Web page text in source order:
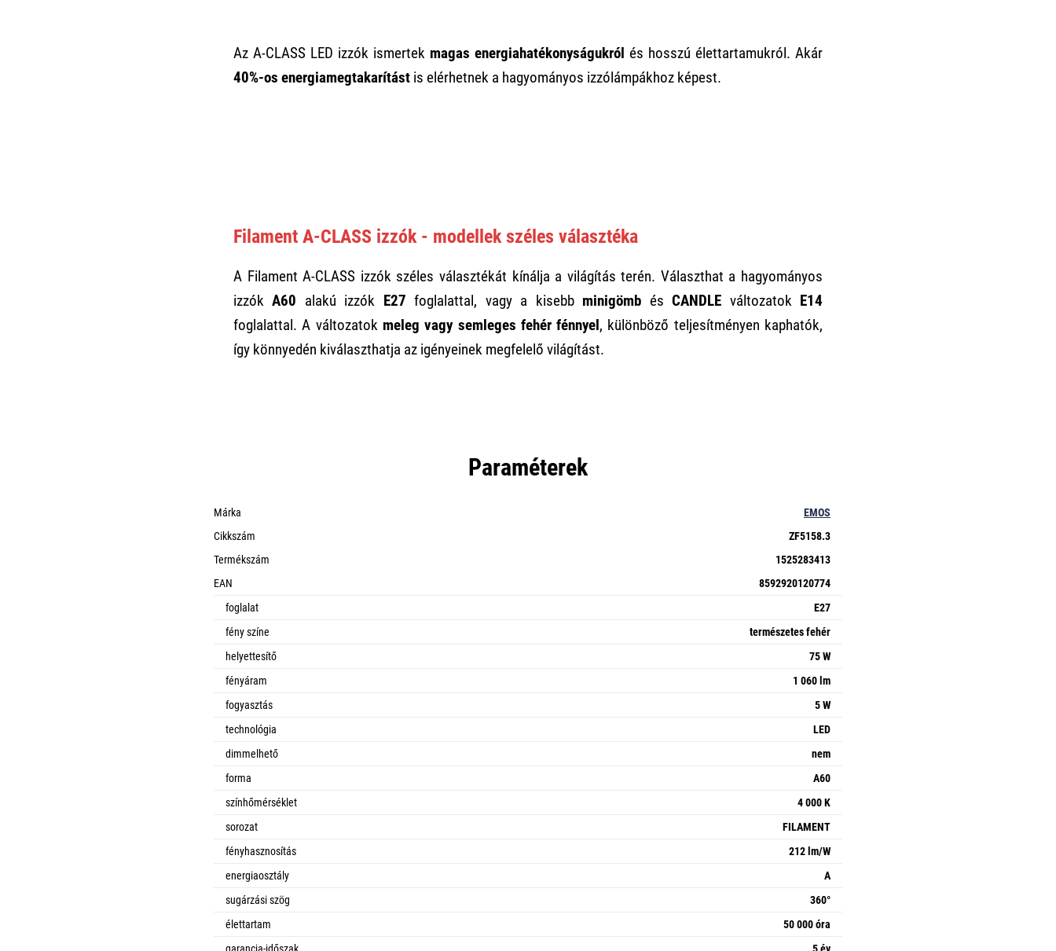
Az A-CLASS LED izzók ismertek magas energiahatékonyságukról és hosszú élettartamukról. Akár
40%-os energiamegtakarítást is elérhetnek a hagyományos izzólámpákhoz képest.
Filament A-CLASS izzók - modellek széles választéka
A Filament A-CLASS izzók széles választékát kínálja a világítás terén. Választhat a hagyományos
izzókA60 alakú izzók E27 foglalattal, vagy a kisebb minigömb ésCANDLE változatok E14
foglalattal. A változatok meleg vagy semleges fehér fénnyel, különböző teljesítményen kaphatók,
így könnyedén kiválaszthatja az igényeinek megfelelő világítást.
Paraméterek
Márka
EMOS
Cikkszám
ZF5158.3
Termékszám
1525283413
EAN
8592920120774
foglalat
E27
fény színe
természetes fehér
helyettesítő
75 W
fényáram
1 060 lm
fogyasztás
5 W
technológia
LED
dimmelhető
nem
forma
A60
színhőmérséklet
4 000 K
sorozat
FILAMENT
fényhasznosítás
212 lm/W
energiaosztály
A
sugárzási szög
360°
élettartam
50 000 óra
garancia-időszak
5 év